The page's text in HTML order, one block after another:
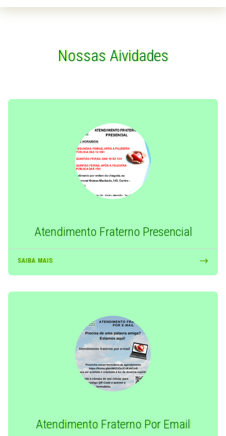
Nossas Aividades
Atendimento Fraterno Presencial
SAIBA MAIS
Atendimento Fraterno Por Email